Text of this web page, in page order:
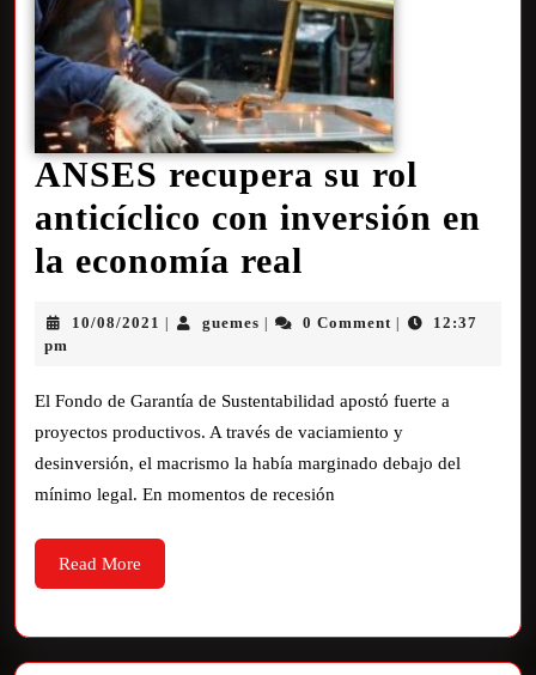
ANSES recupera su rol
anticíclico con inversión en
la economía real
10/08/2021 guemes 0 Comment
12:37
pm
El Fondo de Garantía de Sustentabilidad apostó fuerte a
proyectos productivos. A través de vaciamiento y
desinversión, el macrismo la había marginado debajo del
mínimo legal. En momentos de recesión
Read More